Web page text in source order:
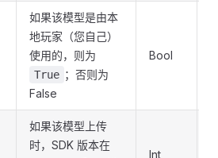
如果该模型是由本
地玩家（您自己）
使用的，则为
True ；否则为
False
Bool
如果该模型上传
时，SDK 版本在
Int